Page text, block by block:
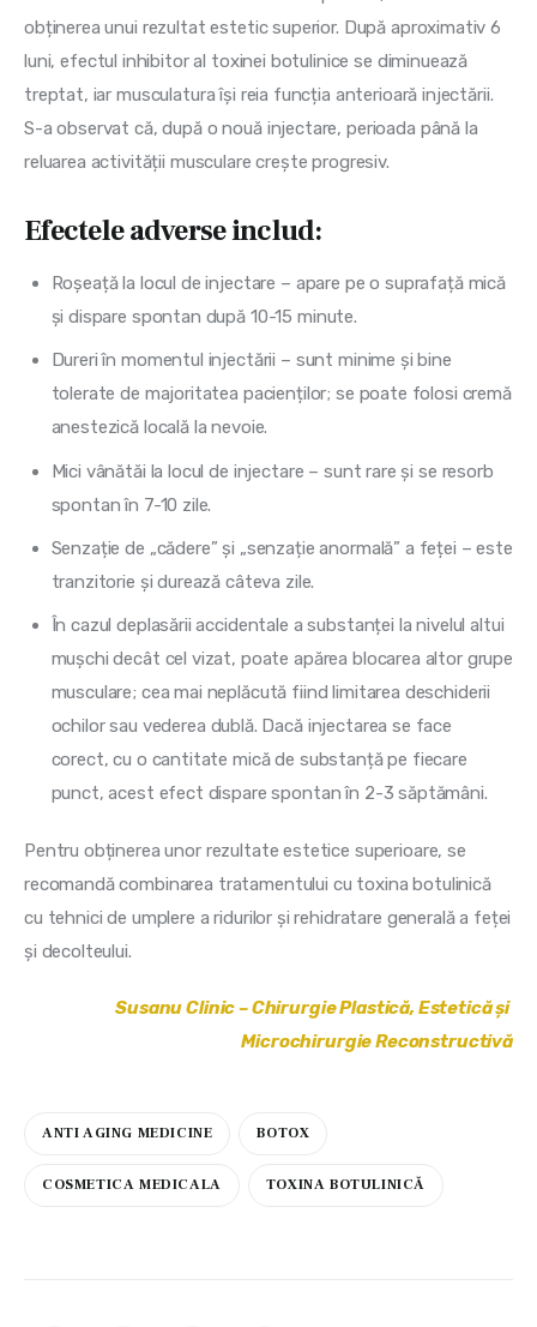
obținerea unui rezultat estetic superior. După aproximativ 6
luni, efectul inhibitor al toxinei botulinice se diminuează
treptat, iar musculatura își reia funcția anterioară injectării.
S-a observat că, după o nouă injectare, perioada până la
reluarea activității musculare crește progresiv.
Efectele adverse includ:
Roșeață la locul de injectare – apare pe o suprafață mică
și dispare spontan după 10-15 minute.
Dureri în momentul injectării – sunt minime și bine
tolerate de majoritatea pacienților; se poate folosi cremă
anestezică locală la nevoie.
Mici vânătăi la locul de injectare – sunt rare și se resorb
spontan în 7-10 zile.
Senzație de „cădere” și „senzație anormală” a feței – este
tranzitorie și durează câteva zile.
În cazul deplasării accidentale a substanței la nivelul altui
mușchi decât cel vizat, poate apărea blocarea altor grupe
musculare; cea mai neplăcută fiind limitarea deschiderii
ochilor sau vederea dublă. Dacă injectarea se face
corect, cu o cantitate mică de substanță pe fiecare
punct, acest efect dispare spontan în 2-3 săptămâni.
Pentru obținerea unor rezultate estetice superioare, se
recomandă combinarea tratamentului cu toxina botulinică
cu tehnici de umplere a ridurilor și rehidratare generală a feței
și decolteului.
Susanu Clinic – Chirurgie Plastică, Estetică și
Microchirurgie Reconstructivă
ANTI AGING MEDICINE BOTOX
COSMETICA MEDICALA TOXINA BOTULINICĂ